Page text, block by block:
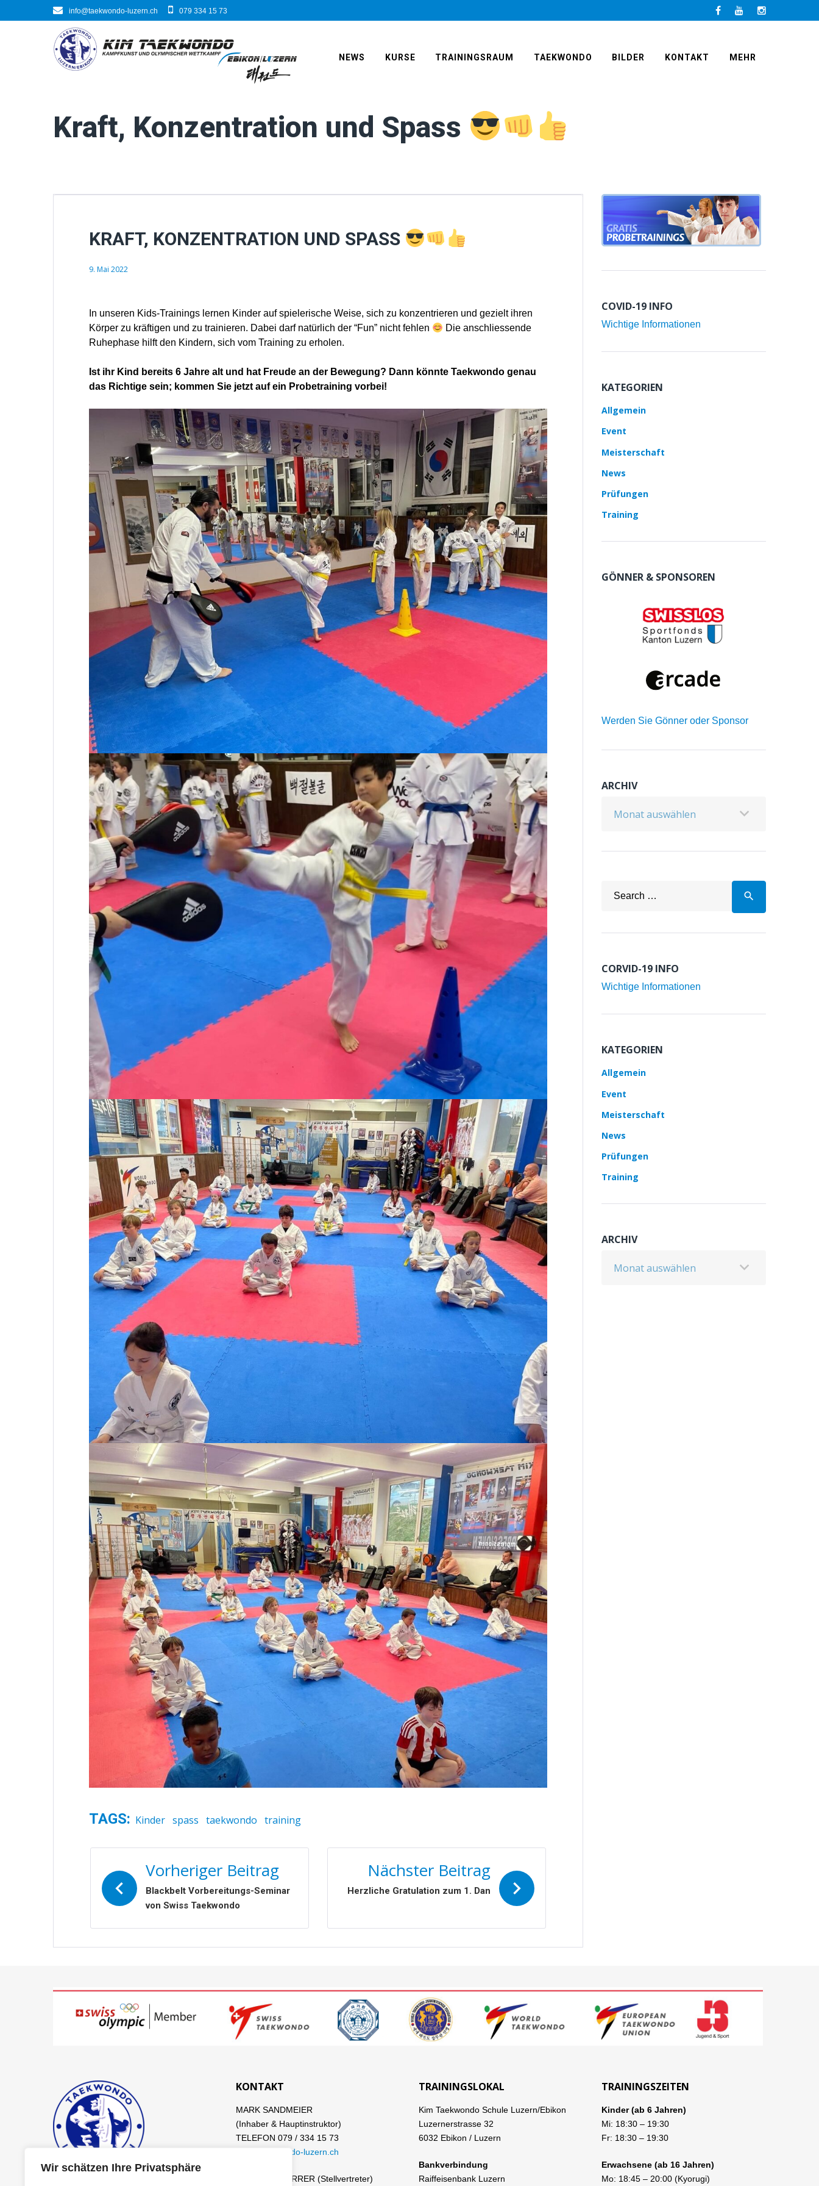
Wir schätzen Ihre Privatsphäre
to
info@taekwondo-luzern.ch 079 334 15 73
NEWS KURSE TRAININGSRAUM TAEKWONDO BILDER KONTAKT MEHR
Kraft, Konzentration und Spass
KRAFT, KONZENTRATION UND SPASS
9. Mai 2022
In unseren Kids-Trainings lernen Kinder auf spielerische Weise, sich zu konzentrieren und gezielt ihren
Körper zu kräftigen und zu trainieren. Dabei darf natürlich der “Fun” nicht fehlen
Die anschliessende
Ruhephase hilft den Kindern, sich vom Training zu erholen.
Ist ihr Kind bereits 6 Jahre alt und hat Freude an der Bewegung? Dann könnte Taekwondo genau
das Richtige sein; kommen Sie jetzt auf ein Probetraining vorbei!
TAGS: Kinder spass taekwondo training
Vorheriger Beitrag
Blackbelt Vorbereitungs-Seminar
von Swiss Taekwondo
Nächster Beitrag
Herzliche Gratulation zum 1. Dan
COVID-19 INFO
Wichtige Informationen
KATEGORIEN
Allgemein
Event
Meisterschaft
News
Prüfungen
Training
GÖNNER & SPONSOREN
Werden Sie Gönner oder Sponsor
ARCHIV
search
CORVID-19 INFO
Wichtige Informationen
KATEGORIEN
Allgemein
Event
Meisterschaft
News
Prüfungen
Training
ARCHIV
KONTAKT
MARK SANDMEIER
(Inhaber & Hauptinstruktor)
TELEFON 079 / 334 15 73
info@taekwondo-luzern.ch
DANIEL SCHERRER (Stellvertreter)
TRAININGSLOKAL
Kim Taekwondo Schule Luzern/Ebikon
Luzernerstrasse 32
6032 Ebikon / Luzern
Bankverbindung
Raiffeisenbank Luzern
TRAININGSZEITEN
Kinder (ab 6 Jahren)
Mi: 18:30 – 19:30
Fr: 18:30 – 19:30
Erwachsene (ab 16 Jahren)
Mo: 18:45 – 20:00 (Kyorugi)